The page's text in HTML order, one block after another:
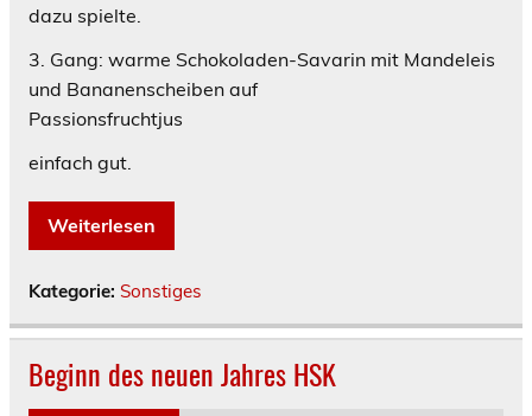
dazu spielte.
3. Gang: warme Schokoladen-Savarin mit Mandeleis
und Bananenscheiben auf
Passionsfruchtjus
einfach gut.
Weiterlesen
Kategorie: Sonstiges
Beginn des neuen Jahres HSK